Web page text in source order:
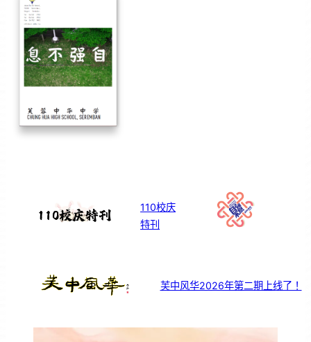
110校庆
特刊
芙中风华2026年第二期上线了！